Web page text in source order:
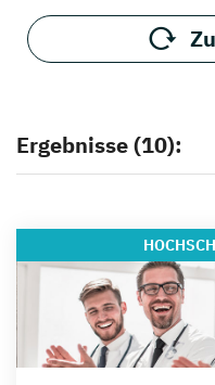
Ergebnisse (10):